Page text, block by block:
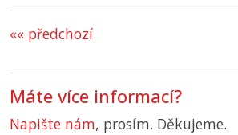
«« předchozí
Máte více informací?
Napište nám, prosím. Děkujeme.